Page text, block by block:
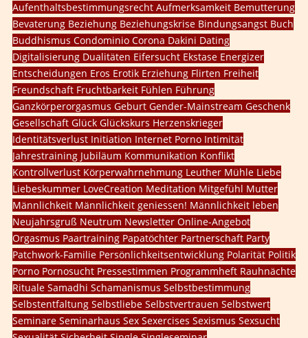
Aufenthaltsbestimmungsrecht Aufmerksamkeit Bemutterung
Bevaterung Beziehung Beziehungskrise Bindungsangst Buch
Buddhismus Condominio Corona Dakini Dating
Digitalisierung Dualitäten Eifersucht Ekstase Energizer
Entscheidungen Eros Erotik Erziehung Flirten Freiheit
Freundschaft Fruchtbarkeit Fühlen Führung
Ganzkörperorgasmus Geburt Gender-Mainstream Geschenk
Gesellschaft Glück Glückskurs Herzenskrieger
Identitätsverlust Initiation Internet Porno Intimität
Jahrestraining Jubiläum Kommunikation Konflikt
Kontrollverlust Körperwahrnehmung Leuther Mühle Liebe
Liebeskummer LoveCreation Meditation Mitgefühl Mutter
Männlichkeit Männlichkeit geniessen! Männlichkeit leben
Neujahrsgruß Neutrum Newsletter Online-Angebot
Orgasmus Paartraining Papatöchter Partnerschaft Party
Patchwork-Familie Persönlichkeitsentwicklung Polarität Politik
Porno Pornosucht Pressestimmen Programmheft Rauhnächte
Rituale Samadhi Schamanismus Selbstbestimmung
Selbstentfaltung Selbstliebe Selbstvertrauen Selbstwert
Seminare Seminarhaus Sex Sexercises Sexismus Sexsucht